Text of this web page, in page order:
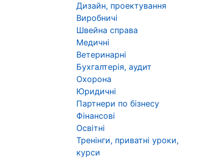
Дизайн, проектування
Виробничі
Швейна справа
Медичні
Ветеринарні
Бухгалтерія, аудит
Охорона
Юридичні
Партнери по бізнесу
Фінансові
Освітні
Тренінги, приватні уроки,
курси